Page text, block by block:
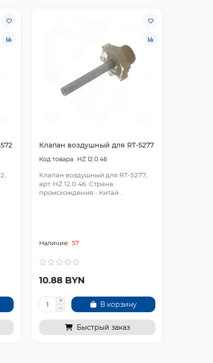
Клапан воздушный для RT-5277
HZ 12.0.46
Клапан воздушный для RT-5277,
арт. HZ 12.0.46. Страна
происхождения - Китай...
57
10.88 BYN
В корзину
Быстрый заказ